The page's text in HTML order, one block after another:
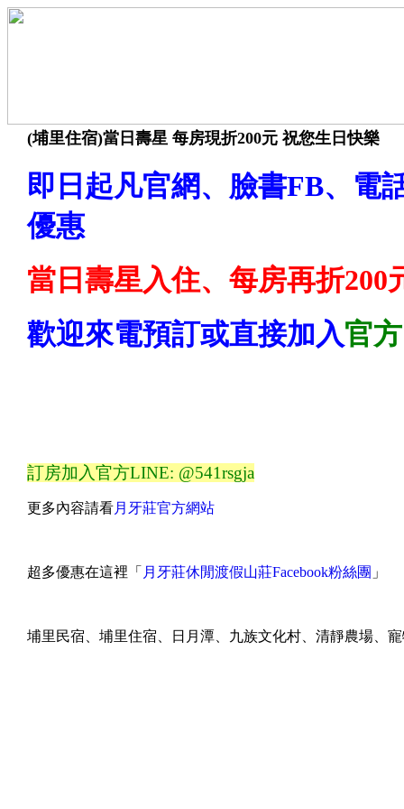
(埔里住宿)當日壽星 每房現折200元 祝您生日快樂
即日起凡官網、臉書FB、電
優惠
當日壽星入住、每房再折200
歡迎來電預訂或直接加入官方
訂房加入官方LINE: @541rsgja
更多內容請看月牙莊官方網站
超多優惠在這裡「 月牙莊休閒渡假山莊Facebook粉絲團 」
埔里民宿、埔里住宿、日月潭、九族文化村、清靜農場、